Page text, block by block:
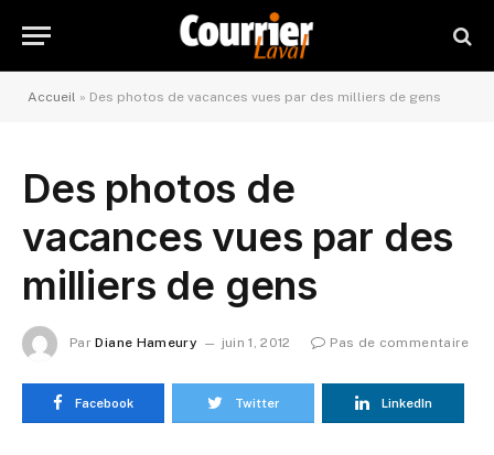
Accueil » Des photos de vacances vues par des milliers de gens
Des photos de
vacances vues par des
milliers de gens
Par Diane Hameury juin 1, 2012 Pas de commentaire
Facebook Twitter LinkedIn